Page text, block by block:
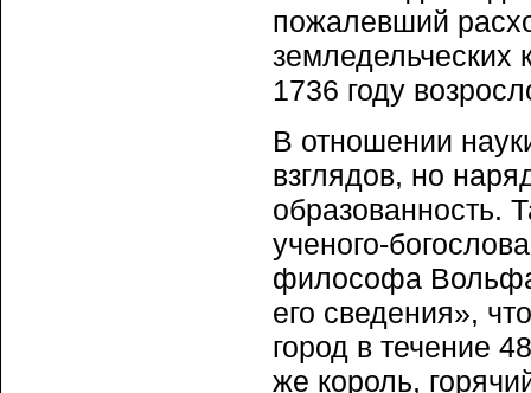
пожалевший
земледельческих
1736 году
В отношении
взглядов, но
образованность.
ученого-
философа
его сведения»,
город в течение
же король,